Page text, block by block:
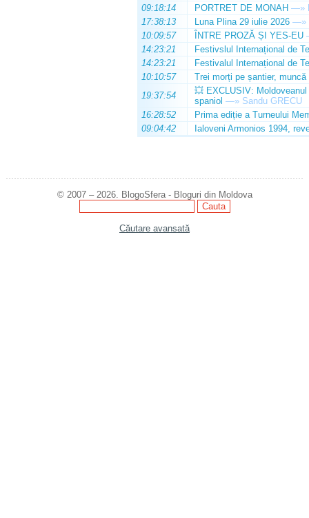
09:18:14
PORTRET DE MONAH —»
17:38:13
Luna Plina 29 iulie 2026 —»
10:09:57
ÎNTRE PROZĂ ȘI YES-EU
14:23:21
Festivslul Internațional de
14:23:21
Festivalul Internațional de
10:10:57
Trei morți pe șantier, muncă
19:37:54
💥 EXCLUSIV:
spaniol —» Sandu GRECU
16:28:52
Prima ediție a Turneului
09:04:42
Ialoveni Armonios 1994,
© 2007 – 2026. BlogoSfera - Bloguri din Moldova
Căutare avansată